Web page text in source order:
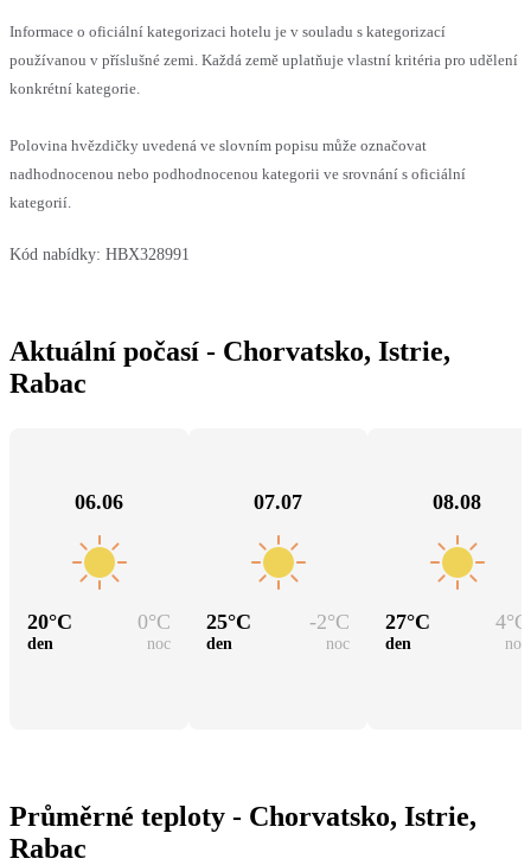
Informace o oficiální kategorizaci hotelu je v souladu s kategorizací
používanou v příslušné zemi. Každá země uplatňuje vlastní kritéria pro udělení
konkrétní kategorie.
Polovina hvězdičky uvedená ve slovním popisu může označovat
nadhodnocenou nebo podhodnocenou kategorii ve srovnání s oficiální
kategorií.
Kód nabídky: HBX328991
Aktuální počasí - Chorvatsko, Istrie,
Rabac
06.06
20°C 0°C
den noc
07.07
25°C -2°C
den noc
08.08
27°C 4°C
den noc
Průměrné teploty - Chorvatsko, Istrie,
Rabac